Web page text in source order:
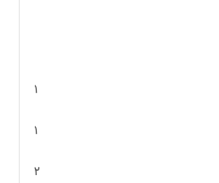
۱
۱
۲